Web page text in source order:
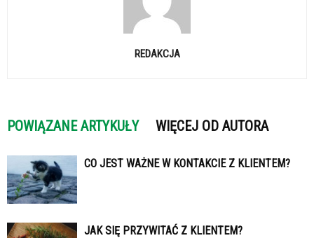
REDAKCJA
POWIĄZANE ARTYKUŁY WIĘCEJ OD AUTORA
CO JEST WAŻNE W KONTAKCIE Z KLIENTEM?
JAK SIĘ PRZYWITAĆ Z KLIENTEM?